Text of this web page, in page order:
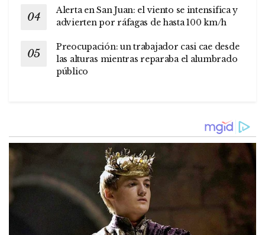
Alerta en San Juan: el viento se intensifica y
advierten por ráfagas de hasta 100 km/h
Preocupación: un trabajador casi cae desde
las alturas mientras reparaba el alumbrado
público